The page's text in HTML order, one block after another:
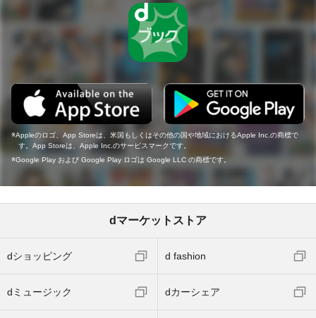
Appleのロゴ、App Storeは、米国もしくはその他の国や地域におけるApple Inc.の商標で
す。App Storeは、Apple Inc.のサービスマークです。
Google Play および Google Play ロゴは Google LLC の商標です。
dマーケットストア
dショッピング d fashion
dミュージック dカーシェア